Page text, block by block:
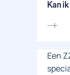
Kan
Een